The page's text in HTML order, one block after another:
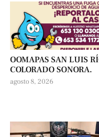
OOMAPAS SAN LUIS
COLORADO SONORA.
agosto 8, 2026